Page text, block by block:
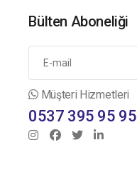
Bülten Aboneliği
Müşteri Hizmetleri
0537 395 95 95